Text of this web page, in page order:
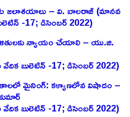
జలాశయాలు – వి. బాలరాజ్‌ (మానవ
-17; డిసెంబర్ 2022)
న్యాయం చేయాలి – యు.జి.
బులెటిన్ -17; డిసెంబర్ 2022)
మైనింగ్‌: కళ్యాణలోవ విషాదం –
బులెటిన్ -17; డిసెంబర్ 2022)